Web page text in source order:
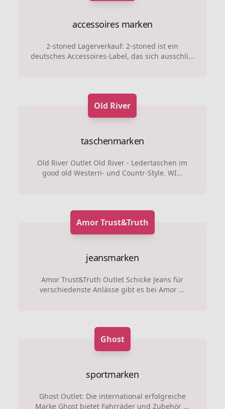
accessoires marken
2-stoned Lagerverkauf: 2-stoned ist ein
deutsches Accessoires-Label, das sich ausschli...
Old River
taschenmarken
Old River Outlet Old River - Ledertaschen im
good old Western- und Countr-Style. WI...
Amor Trust&Truth
jeansmarken
Amor Trust&Truth Outlet Schicke Jeans für
verschiedenste Anlässe gibt es bei Amor ...
Ghost
sportmarken
Ghost Outlet: Die international erfolgreiche
Marke Ghost bietet Fahrräder und Zubehör ...